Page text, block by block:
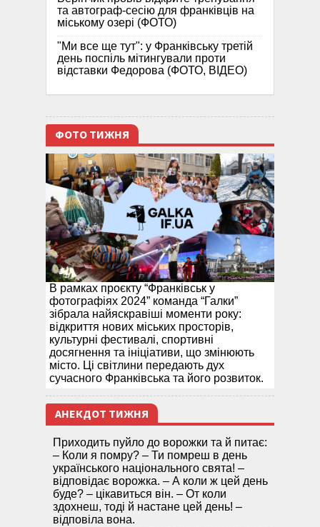
та автограф-сесію для франківців на
міському озері (ФОТО)
"Ми все ще тут": у Франківську третій
день поспіль мітингували проти
відставки Федорова (ФОТО, ВІДЕО)
ФОТО ТИЖНЯ
В рамках проєкту “Франківськ у
фотографіях 2024” команда “Галки”
зібрала найяскравіші моменти року:
відкриття нових міських просторів,
культурні фестивалі, спортивні
досягнення та ініціативи, що змінюють
місто. Ці світлини передають дух
сучасного Франківська та його розвиток.
АНЕКДОТ ТИЖНЯ
Приходить пуйло до ворожки та й питає:
– Коли я помру? – Ти помреш в день
українського національного свята! –
відповідає ворожка. – А коли ж цей день
буде? – цікавиться він. – От коли
здохнеш, тоді й настане цей день! –
відповіла вона.